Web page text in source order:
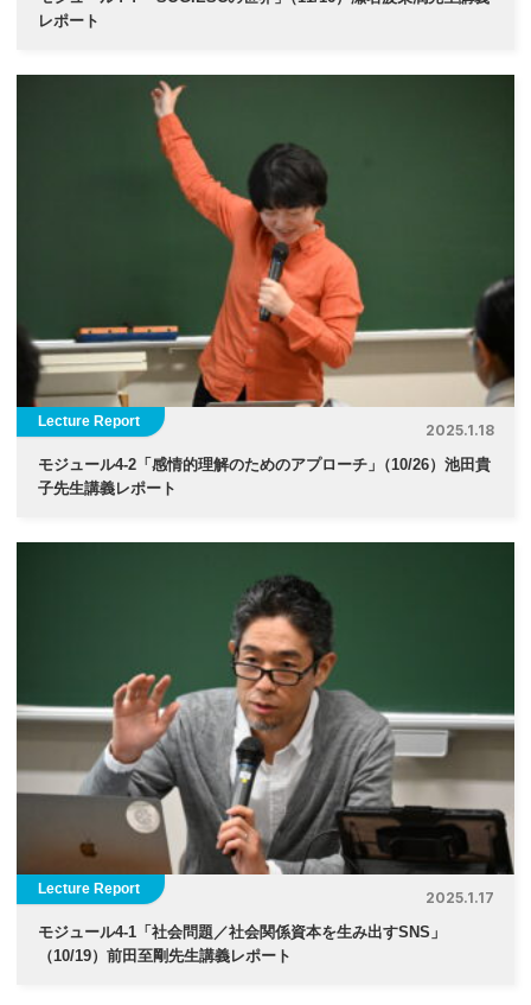
レポート
Lecture Report
2025.1.18
モジュール4-2「感情的理解のためのアプローチ」 （10/26）池田貴
子先生講義レポート
Lecture Report
2025.1.17
モジュール4-1「社会問題／社会関係資本を生み出すSNS 」
（10/19）前田至剛先生講義レポート